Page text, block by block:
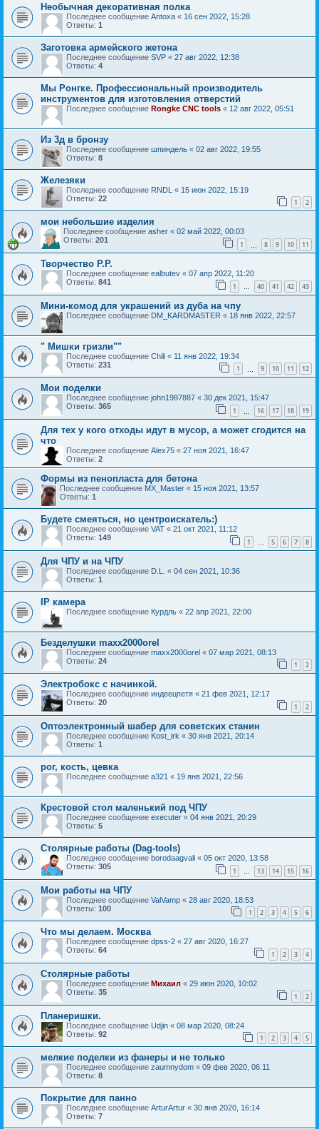
Необычная декоративная полка
Последнее сообщение Antoxa « 16 сен 2022, 15:28
Ответы: 1
Заготовка армейского жетона
Последнее сообщение SVP « 27 авг 2022, 12:38
Ответы: 4
Мы Ронгке. Профессиональный производитель
инструментов для изготовления отверстий
Последнее сообщение Rongke CNC tools « 12 авг 2022, 05:51
Из 3д в бронзу
Последнее сообщение шпиндель « 02 авг 2022, 19:55
Ответы: 8
Железяки
Последнее сообщение RNDL « 15 июн 2022, 15:19
Ответы: 22 1 2
мои небольшие изделия
Последнее сообщение asher « 02 май 2022, 00:03
Ответы: 201 1 8 9 10 11
Творчество Р.Р.
Последнее сообщение ealbutev « 07 апр 2022, 11:20
Ответы: 841 1 … 40 41 42 43
Мини-комод для украшений из дуба на чпу
Последнее сообщение DM_KARDMASTER « 18 янв 2022, 22:57
" Мишки гризли""
Последнее сообщение Chili « 11 янв 2022, 19:34
Ответы: 231 1 9 10 11 12
Мои поделки
Последнее сообщение john1987887 « 30 дек 2021, 15:47
Ответы: 365 1 16 17 18 19
Для тех у кого отходы идут в мусор, а может сгодится на
что
Последнее сообщение Alex75 « 27 ноя 2021, 16:47
Ответы: 2
Формы из пенопласта для бетона
Последнее сообщение MX_Master « 15 ноя 2021, 13:57
Ответы: 1
Будете смеяться, но центроискатель:)
Последнее сообщение VAT « 21 окт 2021, 11:12
Ответы: 149 1 … 5 6 7 8
Для ЧПУ и на ЧПУ
Последнее сообщение D.L. « 04 сен 2021, 10:36
Ответы: 1
IP камера
Последнее сообщение Курдль « 22 апр 2021, 22:00
Безделушки maxx2000orel
Последнее сообщение maxx2000orel « 07 мар 2021, 08:13
Ответы: 24 1 2
Электробокс с начинкой.
Последнее сообщение индеецпетя « 21 фев 2021, 12:17
Ответы: 20 1 2
Оптоэлектронный шабер для советских станин
Последнее сообщение Kost_irk « 30 янв 2021, 20:14
Ответы: 1
рог, кость, цевка
Последнее сообщение a321 « 19 янв 2021, 22:56
Крестовой стол маленький под ЧПУ
Последнее сообщение executer « 04 янв 2021, 20:29
Ответы: 5
Столярные работы (Dag-tools)
Последнее сообщение borodaagvali « 05 окт 2020, 13:58
Ответы: 305 1 … 13 14 15 16
Мои работы на ЧПУ
Последнее сообщение ValVamp « 28 авг 2020, 18:53
Ответы: 100 1 2 3 4 5 6
Что мы делаем. Москва
Последнее сообщение dpss-2 « 27 авг 2020, 16:27
Ответы: 64 1 2 3 4
Столярные работы
Последнее сообщение Mихаил « 29 июн 2020, 10:02
Ответы: 35 1 2
Планеришки.
Последнее сообщение Udjin « 08 мар 2020, 08:24
Ответы: 92 1 2 3 4 5
мелкие поделки из фанеры и не только
Последнее сообщение zaumnydom « 09 фев 2020, 06:11
Ответы: 8
Покрытие для панно
Последнее сообщение ArturArtur « 30 янв 2020, 16:14
Ответы: 7